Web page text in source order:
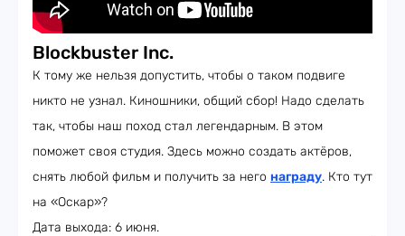
Blockbuster Inc.
К тому же нельзя допустить, чтобы о таком подвиге
никто не узнал. Киношники, общий сбор! Надо сделать
так, чтобы наш поход стал легендарным. В этом
поможет своя студия. Здесь можно создать актёров,
снять любой фильм и получить за него награду. Кто тут
на «Оскар»?
Дата выхода: 6 июня.